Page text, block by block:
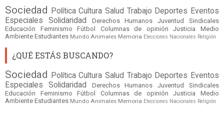
Sociedad Política Cultura Salud Trabajo Deportes Eventos
Especiales
Solidaridad Derechos Humanos Juventud
Sindicales
Educación
Feminismo Fútbol Columnas de opinión Justicia
Medio
Ambiente Estudiantes Mundo Animales Memoria Elecciones Nacionales Religión
¿QUÉ ESTÁS BUSCANDO?
Sociedad Política Cultura Salud Trabajo Deportes Eventos
Especiales
Solidaridad Derechos Humanos Juventud
Sindicales
Educación
Feminismo Fútbol Columnas de opinión Justicia
Medio
Ambiente Estudiantes Mundo Animales Memoria Elecciones Nacionales Religión